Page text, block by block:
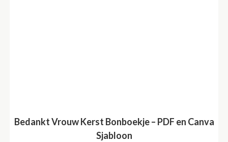
Bedankt Vrouw Kerst Bonboekje – PDF en Canva
Sjabloon